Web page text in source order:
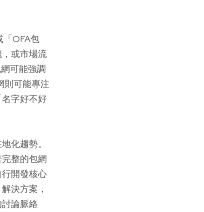
「OFA包
或市場流
可能強調
則可能專注
字好不好
化趨勢。
整的包網
開發核心
決方案，
論脈絡